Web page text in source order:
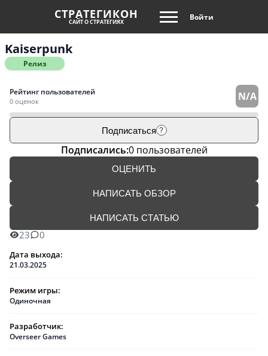
СТРАТЕГИКОН
САЙТ О СТРАТЕГИЯХ Войти
Kaiserpunk
Релиз
Рейтинг пользователей
0 оценок N/A
Подписаться ?
Подписались:0 пользователей
ОЦЕНИТЬ
НАПИСАТЬ ОБЗОР
НАПИСАТЬ СТАТЬЮ
23 0
Дата выхода:
21.03.2025
Режим игры:
Одиночная
Разработчик:
Overseer Games